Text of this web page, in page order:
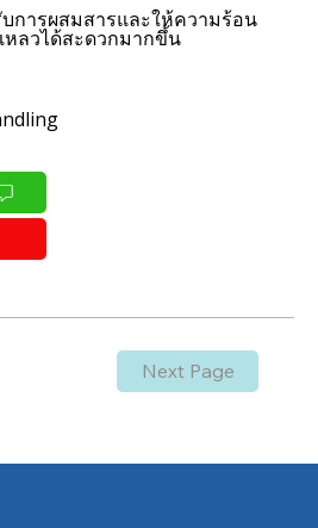
การผสมสารและให้ความร้อน
หลวได้สะดวกมากขึ้น
Next Page